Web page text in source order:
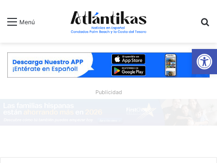
Menú
Publicidad